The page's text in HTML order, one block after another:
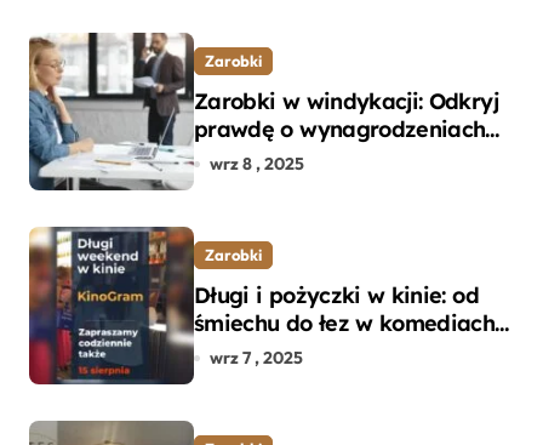
Zarobki
Zarobki w windykacji: Odkryj
prawdę o wynagrodzeniach
specjalistów w branży
wrz 8 , 2025
Zarobki
Długi i pożyczki w kinie: od
śmiechu do łez w komediach i
dramatach
wrz 7 , 2025